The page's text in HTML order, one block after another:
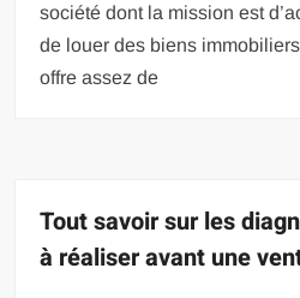
société dont la mission est
de louer des biens
offre assez de
Tout savoir sur les
à réaliser avant une